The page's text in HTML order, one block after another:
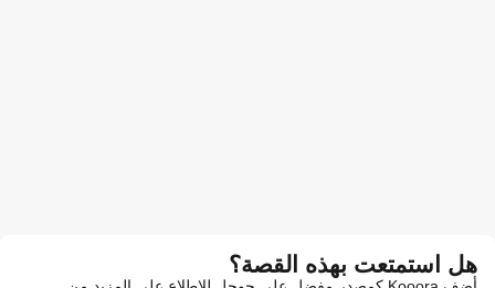
هل استمتعت بهذه القصة؟